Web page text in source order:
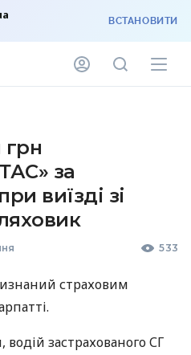
ВСТАНОВИТИ
за
виїзді зі
533
страховим
застрахованого СГ